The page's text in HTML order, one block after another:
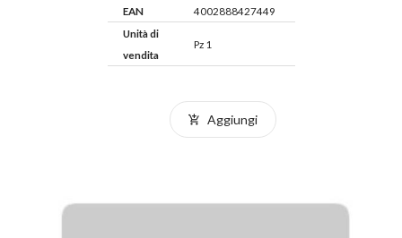
EAN
4002888427449
Unità di
vendita
Pz 1
Aggiungi